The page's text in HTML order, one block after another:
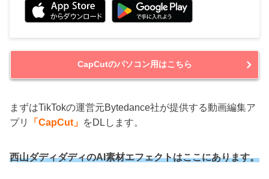
CapCutのパソコン用はこちら
まずはTikTokの運営元Bytedance社が提供する動画編集ア
プリ
「CapCut」 をDLします。
西山ダディダディのAI素材エフェクトはここにあります。